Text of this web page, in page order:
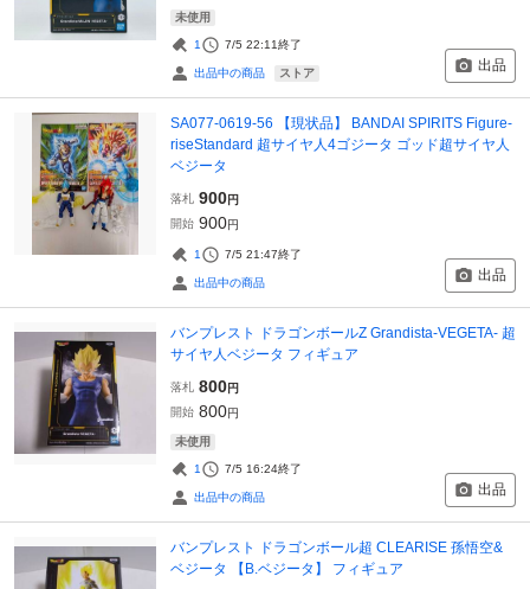
未使用
1 7/5 22:11終了
出品中の商品 ストア 出品
SA077-0619-56 【現状品】 BANDAI SPIRITS Figure-
riseStandard 超サイヤ人4ゴジータ ゴッド超サイヤ人
ベジータ
落札 900円
開始 900円
1 7/5 21:47終了
出品中の商品 出品
バンプレスト ドラゴンボールZ Grandista-VEGETA- 超
サイヤ人ベジータ フィギュア
落札 800円
開始 800円
未使用
1 7/5 16:24終了
出品中の商品 出品
バンプレスト ドラゴンボール超 CLEARISE 孫悟空&
ベジータ 【B.ベジータ】 フィギュア